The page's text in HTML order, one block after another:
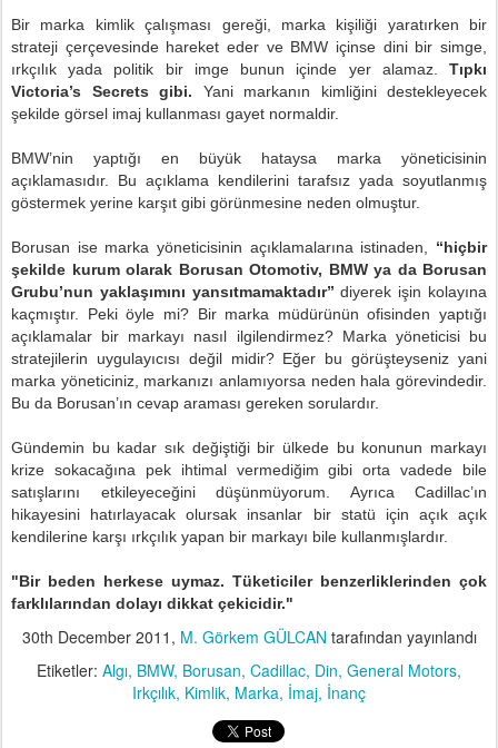
Bir marka kimlik çalışması gereği, marka kişiliği yaratırken bir
strateji çerçevesinde hareket eder ve BMW içinse dini bir simge,
ırkçılık yada politik bir imge bunun içinde yer alamaz. Tıpkı
Victoria’s Secrets gibi. Yani markanın kimliğini destekleyecek
şekilde görsel imaj kullanması gayet normaldir.
BMW’nin yaptığı en büyük hataysa marka yöneticisinin
açıklamasıdır. Bu açıklama kendilerini tarafsız yada soyutlanmış
göstermek yerine karşıt gibi görünmesine neden olmuştur.
Borusan ise marka yöneticisinin açıklamalarına istinaden, “hiçbir
şekilde kurum olarak Borusan Otomotiv, BMW ya da Borusan
Grubu’nun yaklaşımını yansıtmamaktadır” diyerek işin kolayına
kaçmıştır. Peki öyle mi? Bir marka müdürünün ofisinden yaptığı
açıklamalar bir markayı nasıl ilgilendirmez? Marka yöneticisi bu
stratejilerin uygulayıcısı değil midir? Eğer bu görüşteyseniz yani
marka yöneticiniz, markanızı anlamıyorsa neden hala görevindedir.
Bu da Borusan’ın cevap araması gereken sorulardır.
Gündemin bu kadar sık değiştiği bir ülkede bu konunun markayı
krize sokacağına pek ihtimal vermediğim gibi orta vadede bile
satışlarını etkileyeceğini düşünmüyorum. Ayrıca Cadillac’ın
hikayesini hatırlayacak olursak insanlar bir statü için açık açık
kendilerine karşı ırkçılık yapan bir markayı bile kullanmışlardır.
"Bir beden herkese uymaz. Tüketiciler benzerliklerinden çok
farklılarından dolayı dikkat çekicidir."
30th December 2011 , M. Görkem GÜLCAN tarafından yayınlandı
Etiketler: Algı BMW Borusan Cadillac Din General Motors
Irkçılık Kimlik Marka İmaj İnanç